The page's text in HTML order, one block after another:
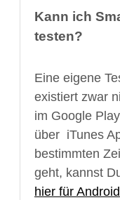
Kann ich
testen?
Eine eigene
existiert zwar
im Google
über iTunes
bestimmten
geht, kannst
hier für Android